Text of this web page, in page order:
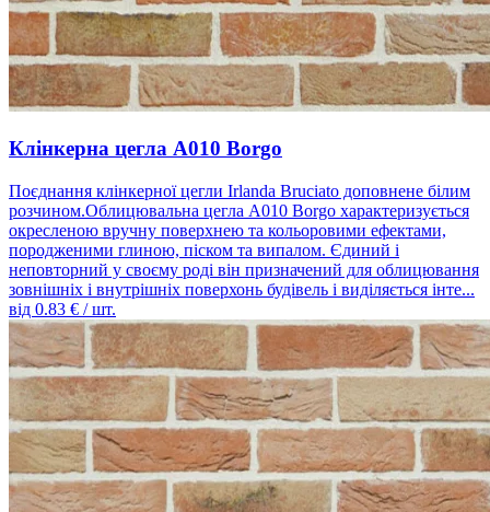
Клінкерна цегла A010 Borgo
Поєднання клінкерної цегли Irlanda Bruciato доповнене білим
розчином.Облицювальна цегла A010 Borgo характеризується
окресленою вручну поверхнею та кольоровими ефектами,
породженими глиною, піском та випалом. Єдиний і
неповторний у своєму роді він призначений для облицювання
зовнішніх і внутрішніх поверхонь будівель і виділяється інте...
від 0.83 € / шт.